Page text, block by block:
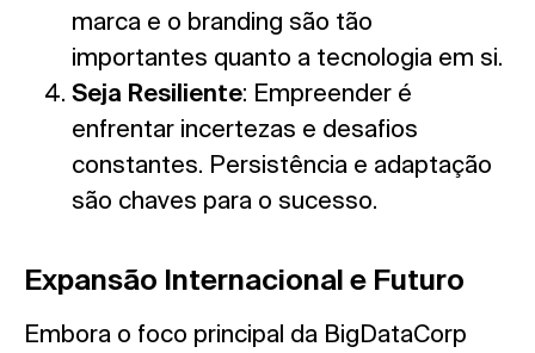
marca e o branding são tão
importantes quanto a tecnologia em si.
Seja Resiliente: Empreender é
enfrentar incertezas e desafios
constantes. Persistência e adaptação
são chaves para o sucesso.
Expansão Internacional e Futuro
Embora o foco principal da BigDataCorp